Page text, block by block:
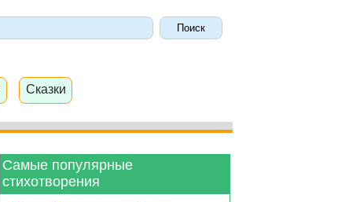
Сказки
Самые популярные
стихотворения